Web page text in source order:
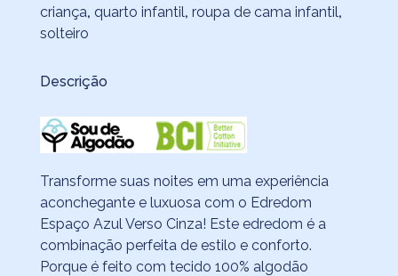
criança, quarto infantil, roupa de cama infantil,
solteiro
Descrição
Transforme suas noites em uma experiência
aconchegante e luxuosa com o Edredom
Espaço Azul Verso Cinza! Este edredom é a
combinação perfeita de estilo e conforto.
Porque é feito com tecido 100% algodão